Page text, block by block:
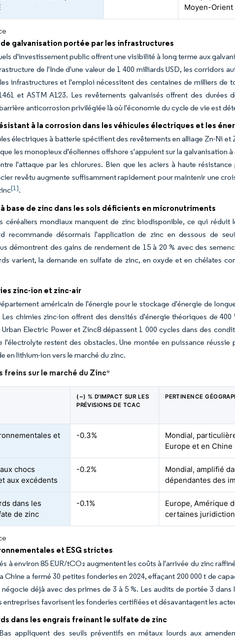
Moyen-Orient
de galvanisation portée par les infrastructures
d'investissement public offrent une visibilité à long terme aux
de l'Inde d'une valeur de 1 400 milliards USD, les corridors
infrastructures et l'emploi nécessitent des centaines de milliers de
et ASTM A123. Les revêtements galvanisés offrent des durées
anticorrosion privilégiée là où l'économie du cycle de vie est
à la corrosion dans les véhicules électriques et les
électriques à batterie spécifient des revêtements en alliage Zn-Ni et
les monopieux d'éoliennes offshore s'appuient sur la galvanisation
l'attaque par les chlorures. Bien que les aciers à haute
revêtu augmente suffisamment rapidement pour maintenir une
[1].
base de zinc dans les sols déficients en micronutriments
céréaliers mondiaux manquent de zinc biodisponible, ce qui réduit
recommande désormais l'application de zinc en dessous de
démontrent des gains de rendement de 15 à 20 % avec des
varient, la demande en sulfate de zinc, en oxyde et en chélates
zinc-ion et zinc-air
américain de l'énergie pour le stockage d'énergie de
chimies zinc-ion offrent des densités d'énergie théoriques de
Electric Power et Zinc8 dépassent 1 000 cycles dans des
restent des obstacles. Une montée en puissance
en lithium-ion vers le marché du zinc.
freins sur le marché du Zinc*
(~) % D'IMPACT SUR LES
PRÉVISIONS DE TCAC
PERTINENCE
et
-0.3%
Mondial,
Europe et en Chine
chocs
aux excédents
-0.2%
Mondial, amplifié
dépendantes des
dans les
de zinc
-0.1%
Europe, Amérique
certaines
et ESG strictes
à environ 85 EUR/tCO₂ augmentent les coûts à l'arrivée du zinc
Chine a fermé 30 petites fonderies en 2024, effaçant 200 000 t de
déjà avec des primes de 3 à 5 %. Les audits de portée 3
favorisent les fonderies certifiées et désavantagent les
dans les engrais freinant le sulfate de zinc
appliquent des seuils préventifs en métaux lourds aux